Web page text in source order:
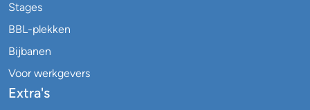
Stages
BBL-plekken
Bijbanen
Voor werkgevers
Extra's